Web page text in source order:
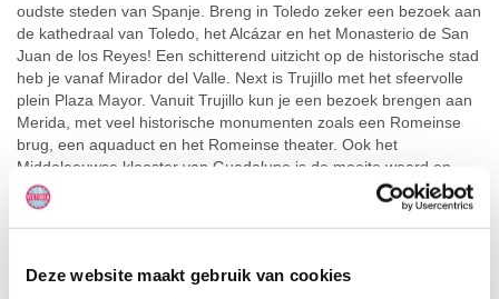
Deze website maakt gebruik van cookies
oudste steden van Spanje. Breng in Toledo zeker een bezoek aan
de kathedraal van Toledo, het Alcázar en het Monasterio de San
Juan de los Reyes! Een schitterend uitzicht op de historische stad
heb je vanaf Mirador del Valle. Next is Trujillo met het sfeervolle
plein Plaza Mayor. Vanuit Trujillo kun je een bezoek brengen aan
Merida, met veel historische monumenten zoals een Romeinse
brug, een aquaduct en het Romeinse theater. Ook het
Middeleeuwse klooster van Guadalupe is de moeite waard en
natuurliefhebbers halen hun hart op in Nationaal Park Monfragüe.
Door naar Salamanca, een levendige studentenstad met veel
historische monumenten. Vanuit de stad kun je ook een bezoek
kunt wandelen door het historische centrum met smalle straatjes.